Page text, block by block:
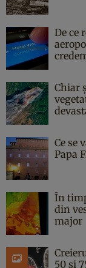
De ce
Chiar
Ce se
Papa
În
din
major
50 și